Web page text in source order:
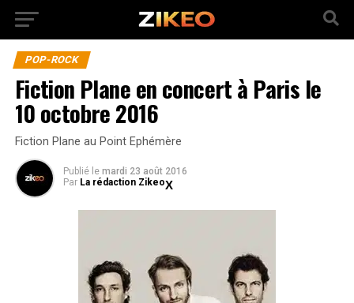
POP-ROCK
Fiction Plane en concert à Paris le
10 octobre 2016
Fiction Plane au Point Ephémère
Publié le mardi 23 août 2016
Par La rédaction Zikeo